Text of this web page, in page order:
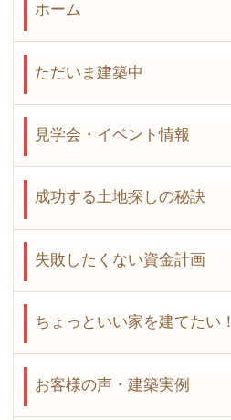
ホーム
ただいま建築中
見学会・イベント情報
成功する土地探しの秘訣
失敗したくない資金計画
ちょっといい家を建てたい！
お客様の声・建築実例